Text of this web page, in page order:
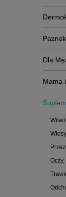
Dla
Mama
Oczy,